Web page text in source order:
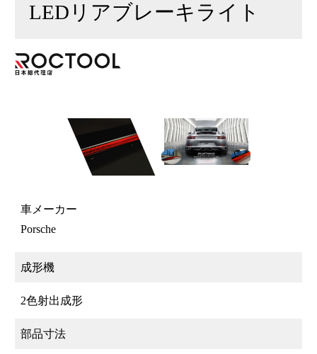
LEDリアブレーキライト
車メーカー
Porsche
成形機
2色射出成形
部品寸法